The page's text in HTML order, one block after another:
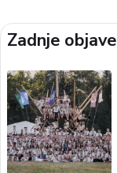
Zadnje objave